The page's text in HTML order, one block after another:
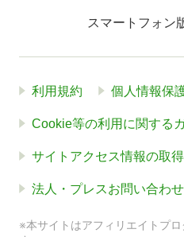
スマートフォン
利用規約 個人情報保
Cookie等の利用に関する
サイトアクセス情報の取
法人・プレスお問い合わせ
※本サイトはアフィリエイトプ